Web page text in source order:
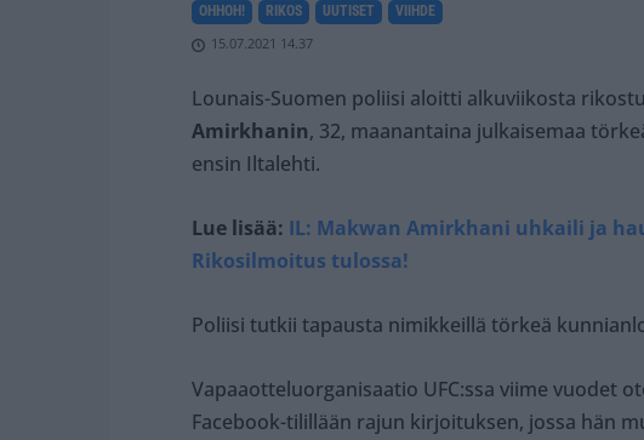
OHHOH! RIKOS UUTISET VIIHDE
15.07.2021 14.37
Lounais-Suomen poliisi aloitti alkuviikosta
Amirkhanin, 32, maanantaina julkaisemaa
ensin Iltalehti.
Lue lisää: IL: Makwan Amirkhani uhkaili ja
Rikosilmoitus tulossa!
Poliisi tutkii tapausta nimikkeillä törkeä
Vapaaotteluorganisaatio UFC:ssa viime vuodet
Facebook-tilillään rajun kirjoituksen, jossa hän